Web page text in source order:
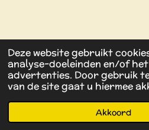
Deze website gebruikt
analyse-doeleinden en/of
advertenties. Door gebruik
van de site gaat u hiermee
Akkoord
E-mailadres